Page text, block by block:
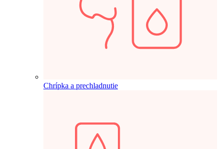
Chrípka a prechladnutie